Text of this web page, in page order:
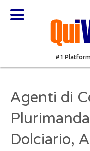
#1
Agenti di
Dolciario,